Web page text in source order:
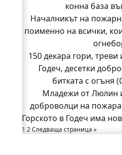
доброволци на
Началникът на
поименно на всички,
150 декара гори, треви
Годеч, десетки
битката с
Полицията влиза в
Възможни са
от
Какво накара Яна и
конна база
Началникът на
поименно на всички,
150 декара гори, треви
Годеч, десетки
битката с
Младежи от Люлин
доброволци на
Горското в Годеч има
1 2Следваща страница »